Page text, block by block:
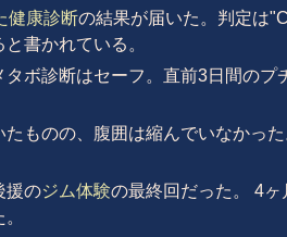
健康診断の結果が届いた。判定は
書かれている。
タボ診断はセーフ。直前3日間のプ
たものの、腹囲は縮んでいなかっ
援のジム体験の最終回だった。 4